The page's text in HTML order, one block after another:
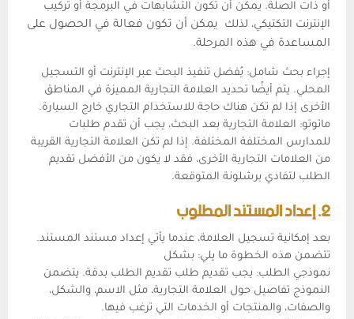
أو ذات الصلة. يمكن أن تكون التشابهات في البرمجة أو تركيب
الإنترنت التكتيكي، لذلك
يمكن أن تكون فعالة في الحصول على
المساعدة في هذه المرحلة.
إجراء بحث شامل: يُفضل تنفيذ البحث عبر الإنترنت أو التسجيل
المحلي. يتم أيضًا تحديد العلامة التجارية المميزة في المناطق
الأخرى إذا لم تكن هناك حاجة للاستخدام التجاري خارج السيارة.
ماتوتو: العلامة التجارية بعد البحث، يجب أن تقدم طلبات
للمدارس المختلفة المختلفة. إذا لم تكن العلامة التجارية القريبة
من العلامات التجارية الأخرى، فقد لا يكون من الأفضل تقديم
الطلب لتفادي برشلونة المتوقعة.
2. إعداد المستند المطلوب
بعد إمكانية تسجيل العلامة، عندما يأتي إعداد مستند المستند.
تتضمن هذه الخطوة ما يلي: بشكل
نموذجي الطلب: يجب تقديم طلب تقديم الطلب بدقة. يتضمن
النموذج تفاصيل حول العلامة التجارية، مثل الاسم، والشكل،
والصفات، والمنتجات أو الخدمات التي ترغب فيها.